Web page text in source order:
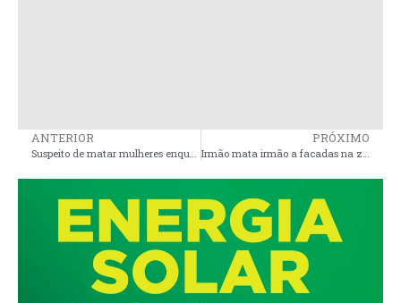
ANTERIOR
Suspeito de matar mulheres enquanto amamentavam, morre em confronto com a polícia em Viana
PRÓXIMO
Irmão mata irmão a facadas na zona rural de Presidente Sarney